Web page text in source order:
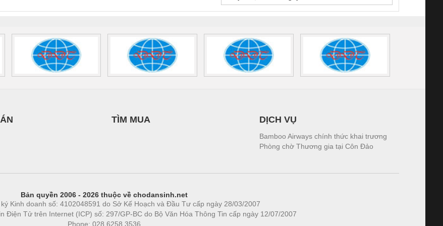
TÌM MUA DỊCH VỤ
Bamboo Airways chính thức khai trương
Phòng chờ Thương gia tại Côn Đảo
Bản quyền 2006 - 2026 thuộc về chodansinh.net
Kinh doanh số: 4102048591 do Sở Kế Hoạch và Đầu Tư cấp ngày 28/03/2007
Điện Tử trên Internet (ICP) số: 297/GP-BC do Bộ Văn Hóa Thông Tin cấp ngày 12/07/2007
Phone: 028.6258.3536